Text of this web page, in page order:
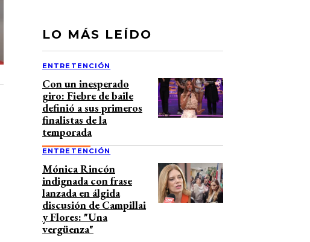
LO MÁS LEÍDO
ENTRETENCIÓN
Con un inesperado
giro: Fiebre de baile
definió a sus primeros
finalistas de la
temporada
ENTRETENCIÓN
Mónica Rincón
indignada con frase
lanzada en álgida
discusión de Campillai
y Flores: "Una
vergüenza"